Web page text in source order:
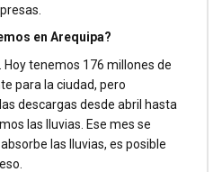
en Arequipa?
tenemos 176 millones de
para la ciudad, pero
descargas desde abril hasta
las lluvias. Ese mes se
las lluvias, es posible